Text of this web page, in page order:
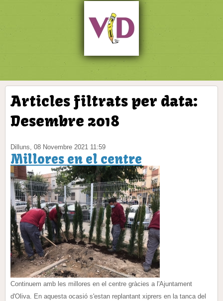
Articles filtrats per data:
Desembre 2018
Dilluns, 08 Novembre 2021 11:59
Millores en el centre
Continuem amb les millores en el centre gràcies a l'Ajuntament
d'Oliva. En aquesta ocasió s'estan replantant xiprers en la tanca del